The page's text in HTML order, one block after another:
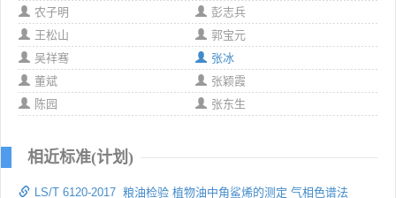
农子明
彭志兵
王松山
郭宝元
吴祥骞
张冰
董斌
张颖霞
陈园
张东生
相近标准(计划)
LS/T 6120-2017 粮油检验 植物油中角鲨烯的测定 气相色谱法